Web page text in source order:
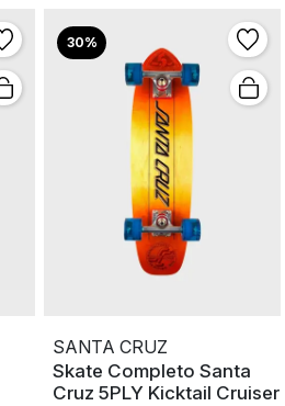
30%
SANTA CRUZ
Skate Completo Santa
Cruz 5PLY Kicktail Cruiser